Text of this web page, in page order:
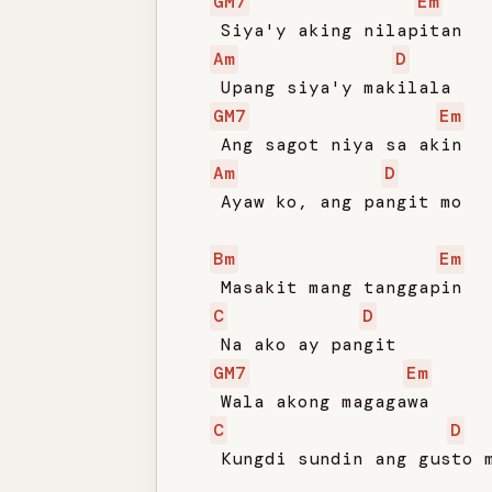
   Siya'y aking nilapitan
Am
D
   Upang siya'y makilala
GM7
Em
   Ang sagot niya sa akin
Am
D
   Ayaw ko, ang pangit mo
Bm
Em
   Masakit mang tanggapin
C
D
   Na ako ay pangit
GM7
Em
   Wala akong magagawa
C
D
Kungdi sundin ang gusto